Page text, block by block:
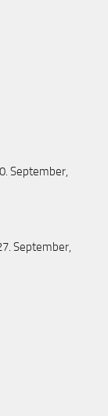
September,
September,